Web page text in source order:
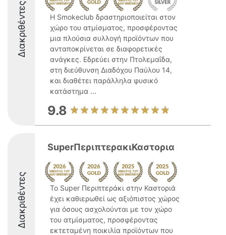
Διακριθέντες
Η Smokeclub δραστηριοποιείται στον
χώρο του ατμίσματος, προσφέροντας
μια πλούσια συλλογή προϊόντων που
ανταποκρίνεται σε διαφορετικές
ανάγκες. Εδρεύει στην Πτολεμαΐδα,
στη διεύθυνση Διαδόχου Παύλου 14,
και διαθέτει παράλληλα φυσικό
κατάστημα ...
9.8
Διακριθέντες
SuperΠεριπτερακιΚαστορια
Το Super Περιπτεράκι στην Καστοριά
έχει καθιερωθεί ως αξιόπιστος χώρος
για όσους ασχολούνται με τον χώρο
του ατμίσματος, προσφέροντας
εκτεταμένη ποικιλία προϊόντων που